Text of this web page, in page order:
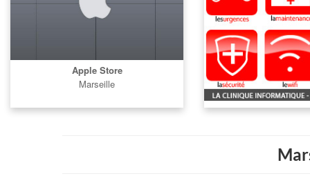
Apple Store
Marseille